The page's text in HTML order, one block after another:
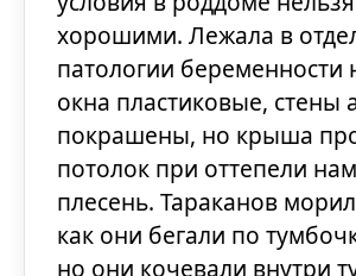
хорошими. Лежала в
патологии беременности
окна пластиковые, стены
покрашены, но крыша
потолок при оттепели
плесень. Тараканов
как они бегали по
но они кочевали внутри